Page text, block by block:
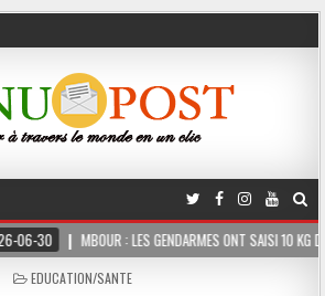
MBOUR : LES GENDARMES ONT SAISI 10 KG DE
POSTED
EDUCATION/SANTE